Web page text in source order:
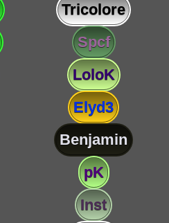
Tricolore
Spcf
LoloK
Elyd3
Benjamin
pK
Inst